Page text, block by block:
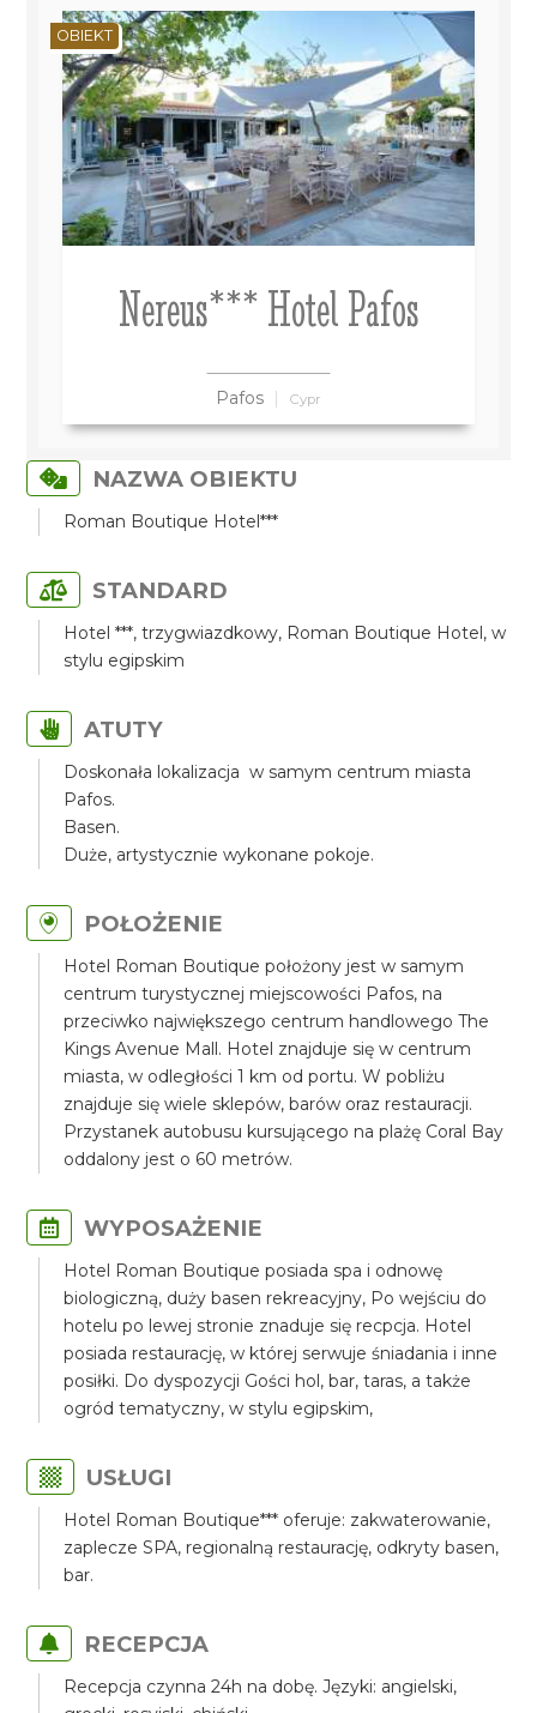
Nereus*** Hotel Pafos
Pafos Cypr
OBIEKT
NAZWA OBIEKTU
Roman Boutique Hotel***
STANDARD
Hotel ***, trzygwiazdkowy, Roman Boutique Hotel, w
stylu egipskim
ATUTY
Doskonała lokalizacja w samym centrum miasta
Pafos.
Basen.
Duże, artystycznie wykonane pokoje.
POŁOŻENIE
Hotel Roman Boutique położony jest w samym
centrum turystycznej miejscowości Pafos, na
przeciwko największego centrum handlowego The
Kings Avenue Mall. Hotel znajduje się w centrum
miasta, w odległości 1 km od portu. W pobliżu
znajduje się wiele sklepów, barów oraz restauracji.
Przystanek autobusu kursującego na plażę Coral Bay
oddalony jest o 60 metrów.
WYPOSAŻENIE
Hotel Roman Boutique posiada spa i odnowę
biologiczną, duży basen rekreacyjny, Po wejściu do
hotelu po lewej stronie znaduje się recpcja. Hotel
posiada restaurację, w której serwuje śniadania i inne
posiłki. Do dyspozycji Gości hol, bar, taras, a także
ogród tematyczny, w stylu egipskim,
USŁUGI
Hotel Roman Boutique*** oferuje: zakwaterowanie,
zaplecze SPA, regionalną restaurację, odkryty basen,
bar.
RECEPCJA
Recepcja czynna 24h na dobę. Języki: angielski,